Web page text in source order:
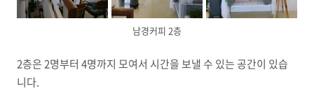
남경커피 2층
2층은 2명부터 4명까지 모여서 시간을 보낼 수 있는 공간이 있습
니다.